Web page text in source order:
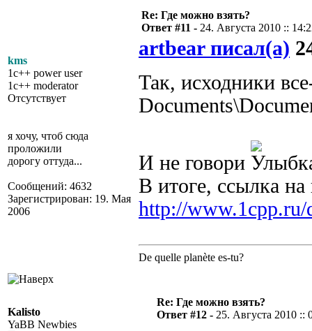
kms
1c++ power user
1c++ moderator
Отсутствует
я хочу, чтоб сюда
проложили
дорогу оттуда...
Сообщений: 4632
Зарегистрирован: 19. Мая
2006
Re: Где можно взять?
Ответ #11 - 24. Августа 2010 ::
artbear писал(а)
Так, исходники
И не говори
В итоге, ссылка
http://www.1cpp.ru/
De quelle planète es-tu?
Kalisto
YaBB Newbies
Re: Где можно взять?
Ответ #12 - 25. Августа 2010 ::